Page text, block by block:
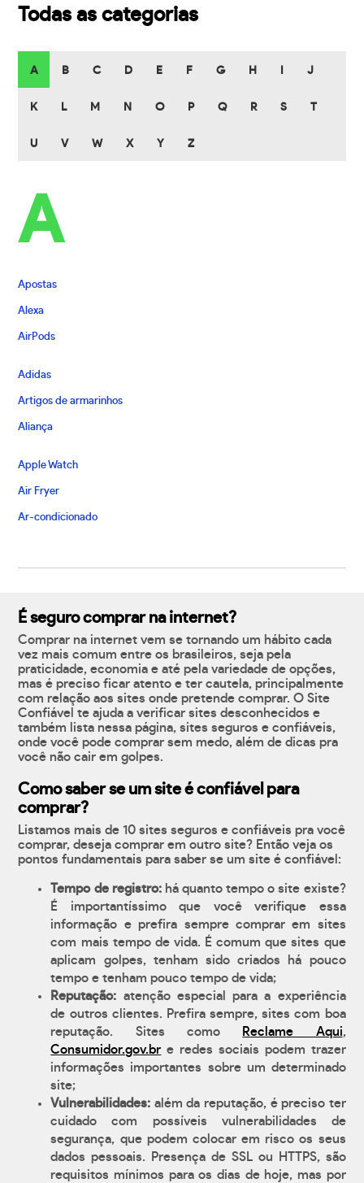
Todas as categorias
A B C D E F G H J
K L M N O P Q R S T
U V W X Y Z
A
Apostas
Alexa
AirPods
Adidas
Artigos de armarinhos
Aliança
Apple Watch
Air Fryer
Ar-condicionado
É seguro comprar na internet?
Comprar na internet vem se tornando um hábito cada
vez mais comum entre os brasileiros, seja pela
praticidade, economia e até pela variedade de opções,
mas é preciso ficar atento e ter cautela, principalmente
com relação aos sites onde pretende comprar. O Site
Confiável te ajuda a verificar sites desconhecidos e
também lista nessa página, sites seguros e confiáveis,
onde você pode comprar sem medo, além de dicas pra
você não cair em golpes.
Como saber se um site é confiável para
comprar?
Listamos mais de 10 sites seguros e confiáveis pra você
comprar, deseja comprar em outro site? Então veja os
pontos fundamentais para saber se um site é confiável:
Tempo de registro:há quanto tempo o site existe?
É importantíssimo que você verifique essa
informação e prefira sempre comprar em sites
com mais tempo de vida. É comum que sites que
aplicam golpes, tenham sido criados há pouco
tempo e tenham pouco tempo de vida;
Reputação: atenção especial para a experiência
de outros clientes. Prefira sempre, sites com boa
reputação. Sites como
Reclame Aqui,
Consumidor.gov.br e redes sociais podem trazer
informações importantes sobre um determinado
site;
Vulnerabilidades: além da reputação, é preciso ter
cuidado com possíveis vulnerabilidades de
segurança, que podem colocar em risco os seus
dados pessoais. Presença de SSL ou HTTPS, são
requisitos mínimos para os dias de hoje, mas por